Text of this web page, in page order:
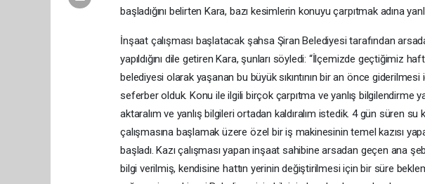
başladığını belirten Kara, bazı kesimlerin konuyu çarpıtmak adına
İnşaat çalışması başlatacak şahsa Şiran Belediyesi tarafından
yapıldığını dile getiren Kara, şunları söyledi: “İlçemizde geçtiğimiz
belediyesi olarak yaşanan bu büyük sıkıntının bir an önce
seferber olduk. Konu ile ilgili birçok çarpıtma ve yanlış bilgilendirme
aktaralım ve yanlış bilgileri ortadan kaldıralım istedik. 4 gün süren
çalışmasına başlamak üzere özel bir iş makinesinin temel kazısı
başladı. Kazı çalışması yapan inşaat sahibine arsadan geçen ana
bilgi verilmiş, kendisine hattın yerinin değiştirilmesi için bir süre